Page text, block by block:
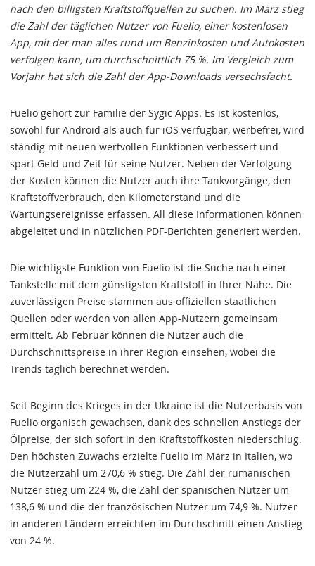
nach den billigsten Kraftstoffquellen zu suchen. Im März stieg
die Zahl der täglichen Nutzer von Fuelio, einer kostenlosen
App, mit der man alles rund um Benzinkosten und Autokosten
verfolgen kann, um durchschnittlich 75 %. Im Vergleich zum
Vorjahr hat sich die Zahl der App-Downloads versechsfacht.
Fuelio gehört zur Familie der Sygic Apps. Es ist kostenlos,
sowohl für Android als auch für iOS verfügbar, werbefrei, wird
ständig mit neuen wertvollen Funktionen verbessert und
spart Geld und Zeit für seine Nutzer. Neben der Verfolgung
der Kosten können die Nutzer auch ihre Tankvorgänge, den
Kraftstoffverbrauch, den Kilometerstand und die
Wartungsereignisse erfassen. All diese Informationen können
abgeleitet und in nützlichen PDF-Berichten generiert werden.
Die wichtigste Funktion von Fuelio ist die Suche nach einer
Tankstelle mit dem günstigsten Kraftstoff in Ihrer Nähe. Die
zuverlässigen Preise stammen aus offiziellen staatlichen
Quellen oder werden von allen App-Nutzern gemeinsam
ermittelt. Ab Februar können die Nutzer auch die
Durchschnittspreise in ihrer Region einsehen, wobei die
Trends täglich berechnet werden.
Seit Beginn des Krieges in der Ukraine ist die Nutzerbasis von
Fuelio organisch gewachsen, dank des schnellen Anstiegs der
Ölpreise, der sich sofort in den Kraftstoffkosten niederschlug.
Den höchsten Zuwachs erzielte Fuelio im März in Italien, wo
die Nutzerzahl um 270,6 % stieg. Die Zahl der rumänischen
Nutzer stieg um 224 %, die Zahl der spanischen Nutzer um
138,6 % und die der französischen Nutzer um 74,9 %. Nutzer
in anderen Ländern erreichten im Durchschnitt einen Anstieg
von 24 %.